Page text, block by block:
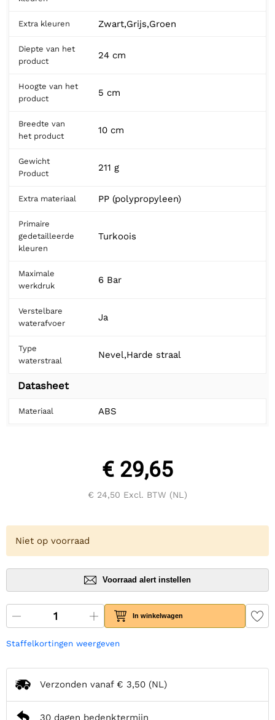
Extra kleuren Zwart,Grijs,Groen
Diepte van het
product
24 cm
Hoogte van het
product
5 cm
Breedte van
het product
10 cm
Gewicht
Product
211 g
Extra materiaal PP (polypropyleen)
Primaire
gedetailleerde
kleuren
Turkoois
Maximale
werkdruk
6 Bar
Verstelbare
waterafvoer
Ja
Type
waterstraal
Nevel,Harde straal
Datasheet
Materiaal ABS
€ 29,65
€ 24,50 Excl. BTW (NL)
Niet op voorraad
Voorraad alert instellen
In winkelwagen
Staffelkortingen weergeven
Verzonden vanaf € 3,50 (NL)
30 dagen bedenktermijn